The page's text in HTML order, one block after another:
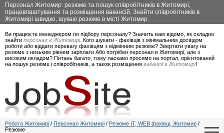
Персонал Житомир: резюме та пошук співробітників в Житомирі,
працевлаштування та розміщення вакансій. Знайти співробітників в
Житомирі швидко, шукаю резюме в місті Житомир.
Ви працюєте менеджером по підбору персоналу? Значить вам відомо, як складно
знайти персонал в Житомирі. Кого шукати - фахівців з мінімальним досвідом
роботи або віддати перевагу фахівцям з відмінним резюме? Звертати увагу на
резюме з низьким рівнем зарплати Або потрібен персонал в Житомирі, але з
високим окладом? Питань багато, тому ласкаво просимо на портал, орієнтований
на пошук резюме і співробітників, а також розміщення вакансії в Житомирі!
Робота Житомирі / Персонал Житомирі / Резюме IT, WEB фахівці, Житомир /
Резюме